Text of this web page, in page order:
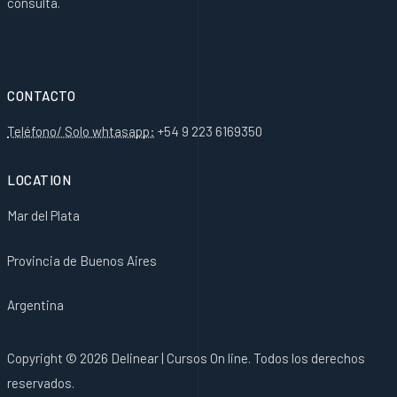
CONTACTO
Teléfono/ Solo whtasapp: +54 9 223 6169350
LOCATION
Mar del Plata
Provincia de Buenos Aires
Argentina
Copyright © 2026 Delinear | Cursos On line. Todos los derechos
reservados.